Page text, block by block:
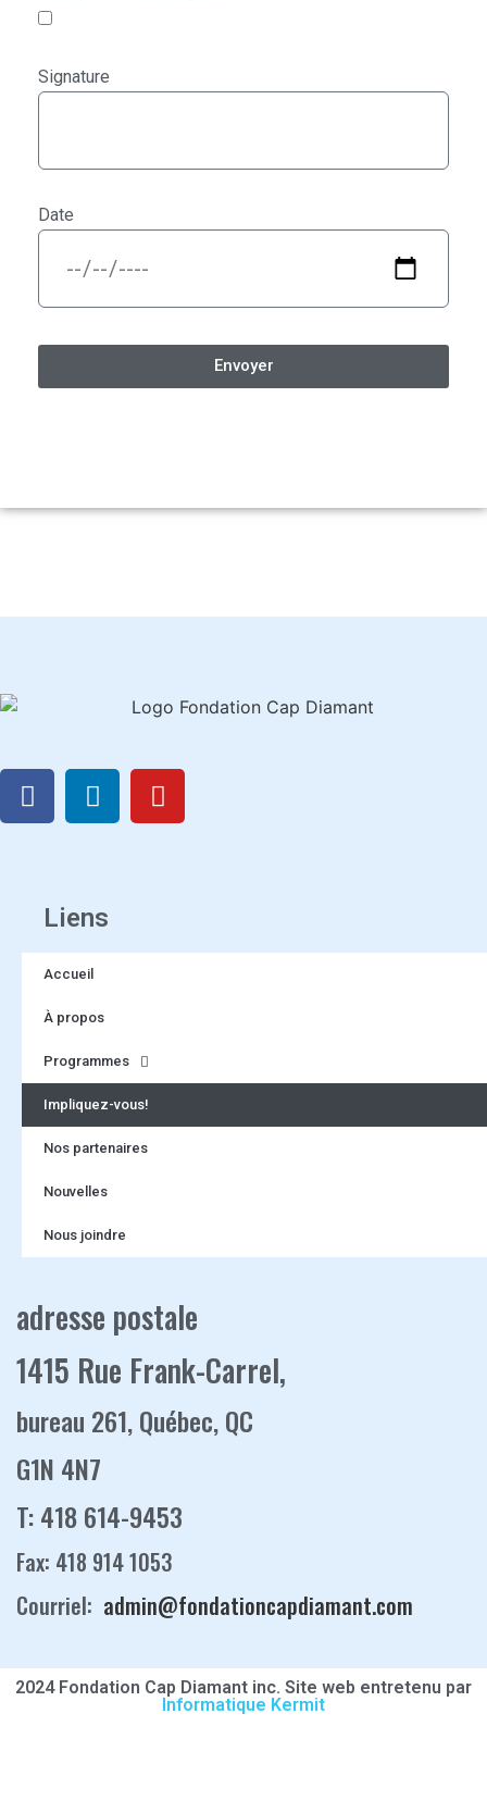
Signature
Date
Envoyer
Liens
Accueil
À propos
Programmes
Impliquez-vous!
Nos partenaires
Nouvelles
Nous joindre
adresse postale
1415 Rue Frank-Carrel,
bureau 261, Québec, QC
G1N 4N7
T: 418 614-9453
Fax: 418 914 1053
Courriel: admin@fondationcapdiamant.com
2024 Fondation Cap Diamant inc. Site web entretenu par
Informatique Kermit